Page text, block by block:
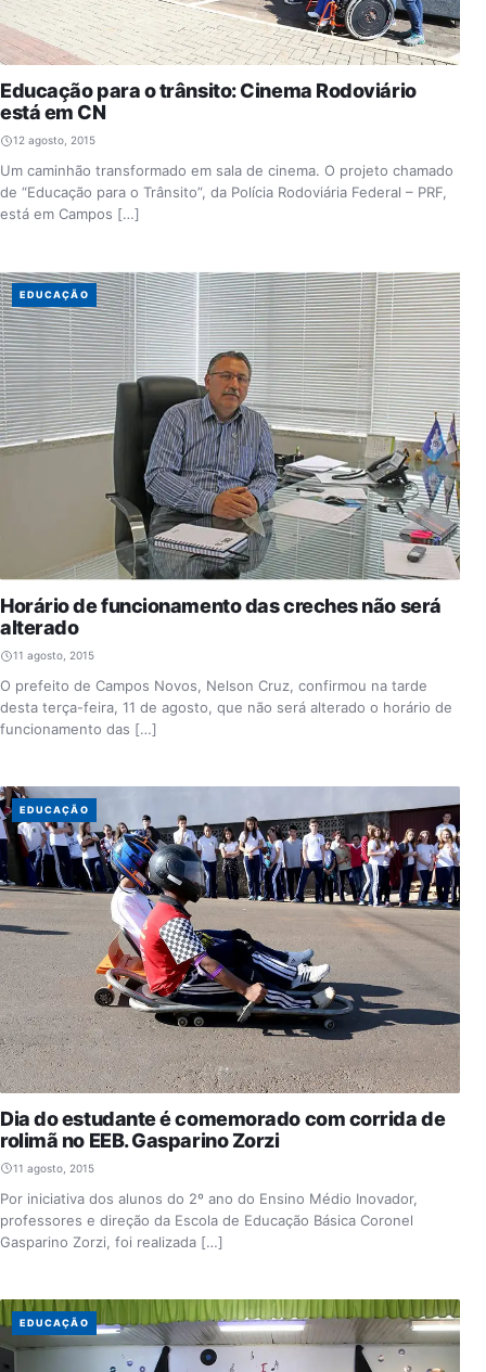
Educação para o trânsito: Cinema Rodoviário
está em CN
12 agosto, 2015
Um caminhão transformado em sala de cinema. O projeto chamado
de “Educação para o Trânsito”, da Polícia Rodoviária Federal – PRF,
está em Campos […]
EDUCAÇÃO
Horário de funcionamento das creches não será
alterado
11 agosto, 2015
O prefeito de Campos Novos, Nelson Cruz, confirmou na tarde
desta terça-feira, 11 de agosto, que não será alterado o horário de
funcionamento das […]
EDUCAÇÃO
Dia do estudante é comemorado com corrida de
rolimã no EEB. Gasparino Zorzi
11 agosto, 2015
Por iniciativa dos alunos do 2º ano do Ensino Médio Inovador,
professores e direção da Escola de Educação Básica Coronel
Gasparino Zorzi, foi realizada […]
EDUCAÇÃO